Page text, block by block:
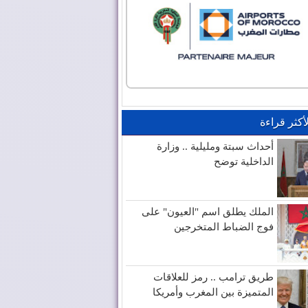
قراءة
أحداث سبتة ومليلية .. وزارة
الداخلية توضح
الملك يطلق اسم "العيون" على
فوج الضباط المتخرجين
طريق ترامب .. رمز للعلاقات
المتميزة بين المغرب وأمريكا